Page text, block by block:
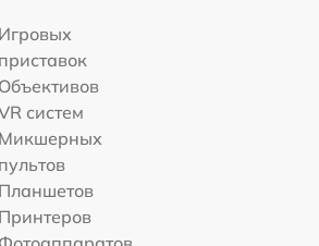
Игровых
приставок
Объективов
систем
Микшерных
пультов
Планшетов
Принтеров